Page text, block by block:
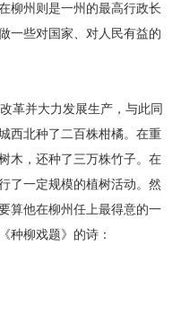
柳州则是一州的最高行政长
一些对国家、对人民有益的
革并大力发展生产，与此同
西北种了二百株柑橘。在重
木，还种了三万株竹子。在
了一定规模的植树活动。然
算他在柳州任上最得意的一
种柳戏题》的诗：